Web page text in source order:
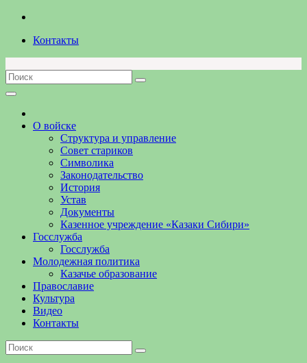
Перейти
содержимому
Контакты
О войске
Структура и управление
Совет стариков
Символика
Законодательство
История
Устав
Документы
Казенное учреждение «Казаки Сибири»
Госслужба
Госслужба
Молодежная политика
Казачье образование
Православие
Культура
Видео
Контакты